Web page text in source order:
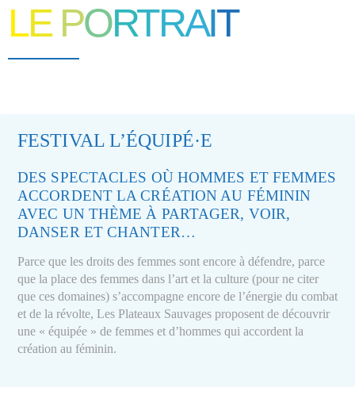
LE PORTRAIT
FESTIVAL L’ÉQUIPÉ·E
DES SPECTACLES OÙ HOMMES ET FEMMES
ACCORDENT LA CRÉATION AU FÉMININ
AVEC UN THÈME À PARTAGER, VOIR,
DANSER ET CHANTER…
Parce que les droits des femmes sont encore à défendre, parce
que la place des femmes dans l’art et la culture (pour ne citer
que ces domaines) s’accompagne encore de l’énergie du combat
et de la révolte, Les Plateaux Sauvages proposent de découvrir
une « équipée » de femmes et d’hommes qui accordent la
création au féminin.